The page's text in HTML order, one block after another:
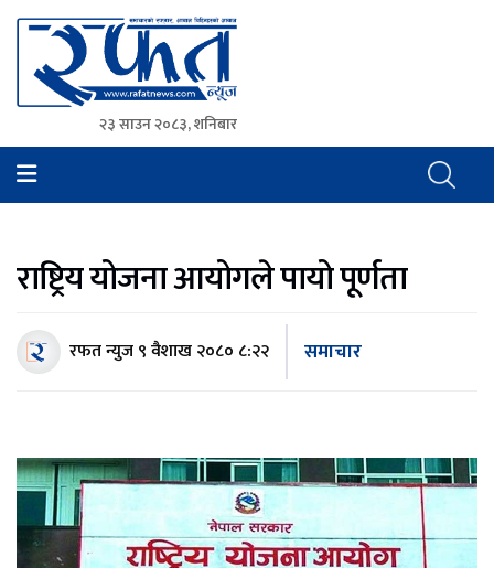
Rafat News
समाचारको रफ्तार, आवाज बिहिनहरुको आवाज
२३ साउन २०८३, शनिबार
राष्ट्रिय योजना आयोगले पायो पूर्णता
रफत न्युज९ वैशाख २०८० ८:२२ समाचार